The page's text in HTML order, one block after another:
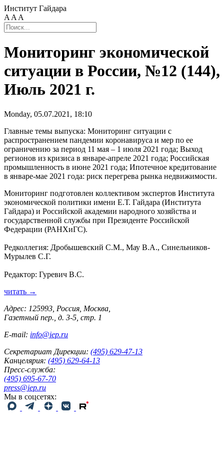
Институт Гайдара
A A A
Мониторинг экономической
ситуации в России, №12 (144),
Июль 2021 г.
Monday, 05.07.2021, 18:10
Главные темы выпуска: Мониторинг ситуации с
распространением пандемии коронавируса и мер по ее
ограничению за период 11 мая – 1 июля 2021 года; Выход
регионов из кризиса в январе-апреле 2021 года; Российская
промышленность в июне 2021 года; Ипотечное кредитование
в январе-мае 2021 года: риск перегрева рынка недвижимости.
Мониторинг подготовлен коллективом экспертов Института
экономической политики имени Е.Т. Гайдара (Института
Гайдара) и Российской академии народного хозяйства и
государственной службы при Президенте Российской
Федерации (РАНХиГС).
Редколлегия: Дробышевский С.М., Мау В.А., Синельников-
Мурылев С.Г.
Редактор: Гуревич В.С.
читать →
Адрес: 125993, Россия, Москва,
Газетный пер., д. 3-5, стр. 1
E-mail: info@iep.ru
Секретариат Дирекции: (495) 629-47-13
Канцелярия: (495) 629-64-13
Пресс-служба:
(495) 695-67-70
press@iep.ru
Мы в соцсетях: